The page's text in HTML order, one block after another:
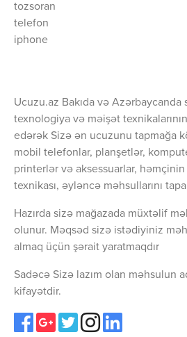
tozsoran
telefon
iphone
Ucuzu.az Bakıda və Azərbaycanda
texnologiya və məişət
edərək Sizə ən ucuzunu tapmağa
mobil telefonlar, planşetlər,
printerlər və aksessuarlar,
texnikası, əyləncə məhsullarını
Hazırda sizə mağazada müxtəlif
olunur. Məqsəd sizə istədiyiniz
almaq üçün şərait yaratmaqdır
Sadəcə Sizə lazım olan məhsulun
kifayətdir.